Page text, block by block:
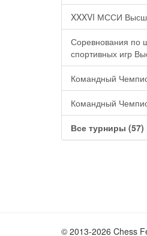
XXXVI МССИ
Соревнования по
спортивных игр
Командный
Командный
Все турниры (57)
© 2013-2026 Chess